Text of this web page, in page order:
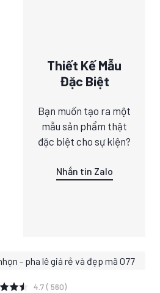
Thiết Kế Mẫu
Đặc Biệt
Bạn muốn tạo ra một
mẫu sản phẩm thật
đặc biệt cho sự kiện?
Nhắn tin Zalo
XEM CHI TIẾT4.7 ( 560)